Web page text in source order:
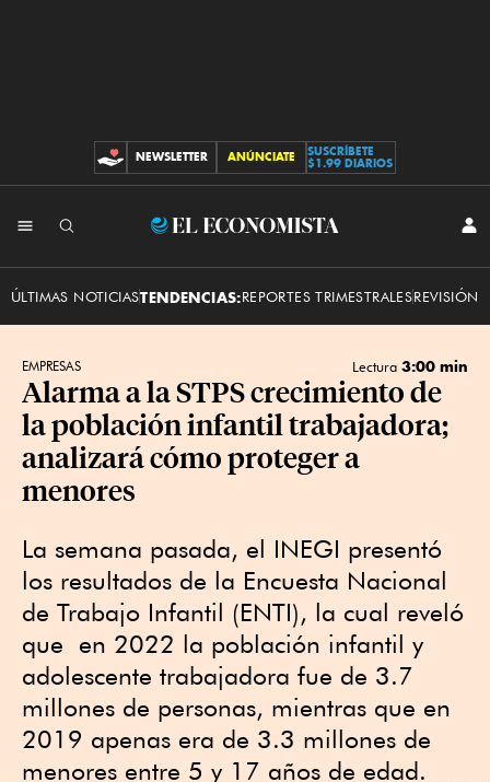
CONTRIBUCIONES
NEWSLETTER ANÚNCIATE
SUSCRÍBETE
$1.99 DIARIOS
El
ÚLTIMAS NOTICIASTENDENCIAS:REPORTES TRIMESTRALESREVISIÓN
EMPRESAS Lectura 3:00 min
Alarma a la STPS crecimiento de
la población infantil trabajadora;
analizará cómo proteger a
menores
La semana pasada, el INEGI presentó
los resultados de la Encuesta Nacional
de Trabajo Infantil (ENTI), la cual reveló
que en 2022 la población infantil y
adolescente trabajadora fue de 3.7
millones de personas, mientras que en
2019 apenas era de 3.3 millones de
menores entre 5 y 17 años de edad.